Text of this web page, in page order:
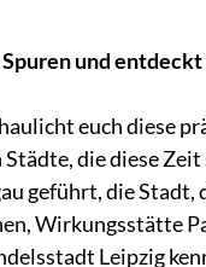
und
euch
die diese
geführt, die
Wirkungsstätte
Leipzig